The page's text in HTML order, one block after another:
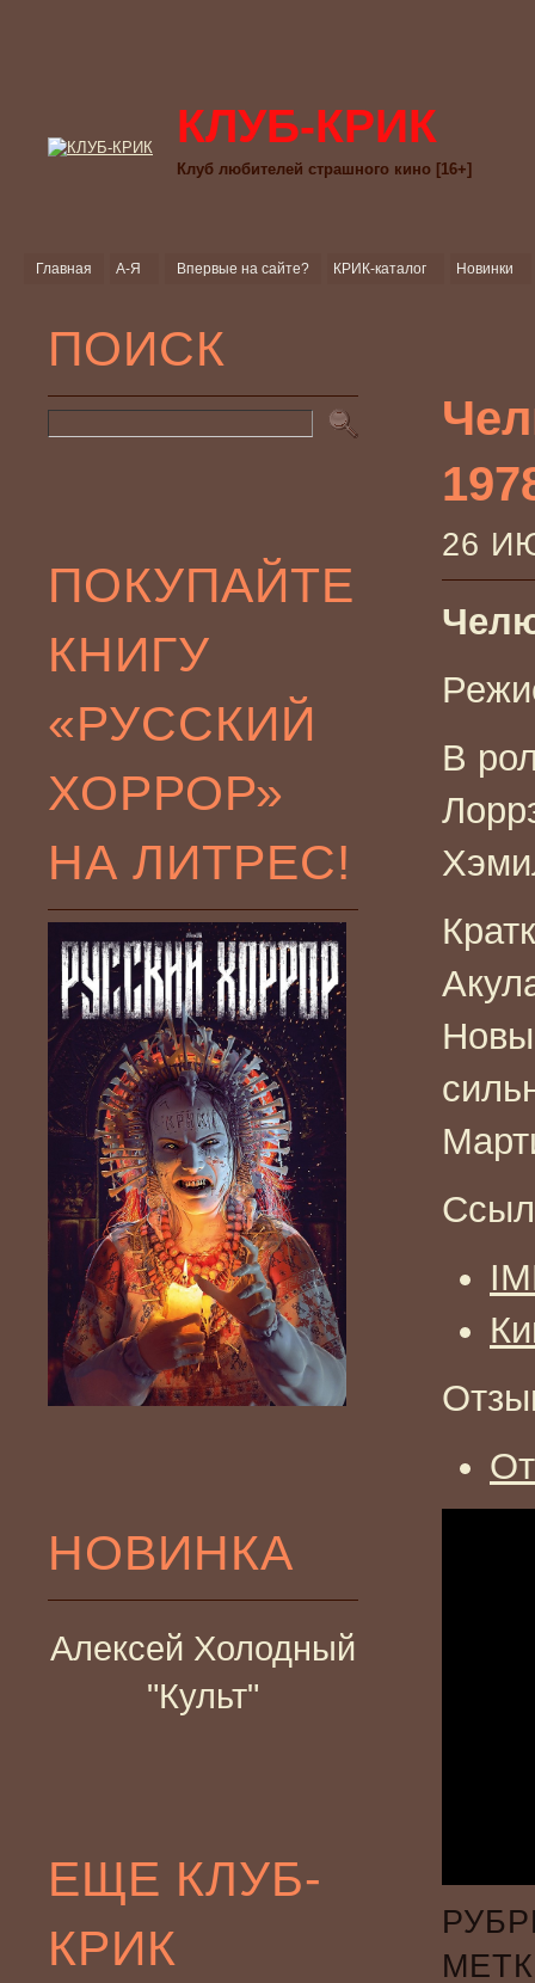
КЛУБ-КРИК
Клуб любителей страшного кино [16+]
Главная А-Я Впервые на сайте? КРИК-каталог Новинки
ПОИСК
ПОКУПАЙТЕ
КНИГУ
«РУССКИЙ
ХОРРОР»
НА ЛИТРЕС!
НОВИНКА
Алексей Холодный
"Культ"
ЕЩЕ КЛУБ-
КРИК
26
В